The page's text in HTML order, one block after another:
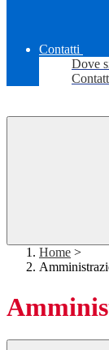
Contatti
Dove
Home >